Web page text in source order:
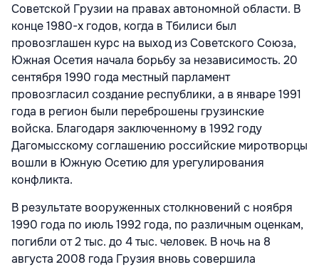
Советской Грузии на правах автономной области. В
конце 1980-х годов, когда в Тбилиси был
провозглашен курс на выход из Советского Союза,
Южная Осетия начала борьбу за независимость. 20
сентября 1990 года местный парламент
провозгласил создание республики, а в январе 1991
года в регион были переброшены грузинские
войска. Благодаря заключенному в 1992 году
Дагомысскому соглашению российские миротворцы
вошли в Южную Осетию для урегулирования
конфликта.
В результате вооруженных столкновений с ноября
1990 года по июль 1992 года, по различным оценкам,
погибли от 2 тыс. до 4 тыс. человек. В ночь на 8
августа 2008 года Грузия вновь совершила